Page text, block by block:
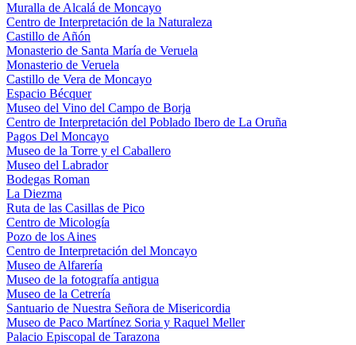
Muralla de Alcalá de Moncayo
Centro de Interpretación de la Naturaleza
Castillo de Añón
Monasterio de Santa María de Veruela
Monasterio de Veruela
Castillo de Vera de Moncayo
Espacio Bécquer
Museo del Vino del Campo de Borja
Centro de Interpretación del Poblado Ibero de La Oruña
Pagos Del Moncayo
Museo de la Torre y el Caballero
Museo del Labrador
Bodegas Roman
La Diezma
Ruta de las Casillas de Pico
Centro de Micología
Pozo de los Aines
Centro de Interpretación del Moncayo
Museo de Alfarería
Museo de la fotografía antigua
Museo de la Cetrería
Santuario de Nuestra Señora de Misericordia
Museo de Paco Martínez Soria y Raquel Meller
Palacio Episcopal de Tarazona